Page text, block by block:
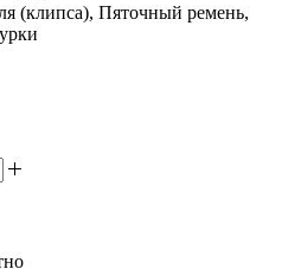
(клипса), Пяточный ремень,